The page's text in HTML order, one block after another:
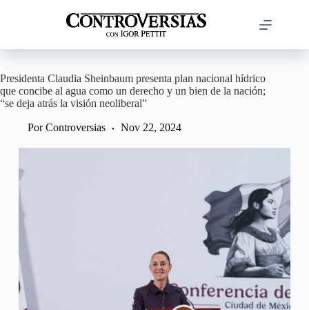
Presidenta Claudia Sheinbaum presenta plan nacional hídrico
que concibe al agua como un derecho y un bien de la nación;
“se deja atrás la visión neoliberal”
Por Controversias Nov 22, 2024